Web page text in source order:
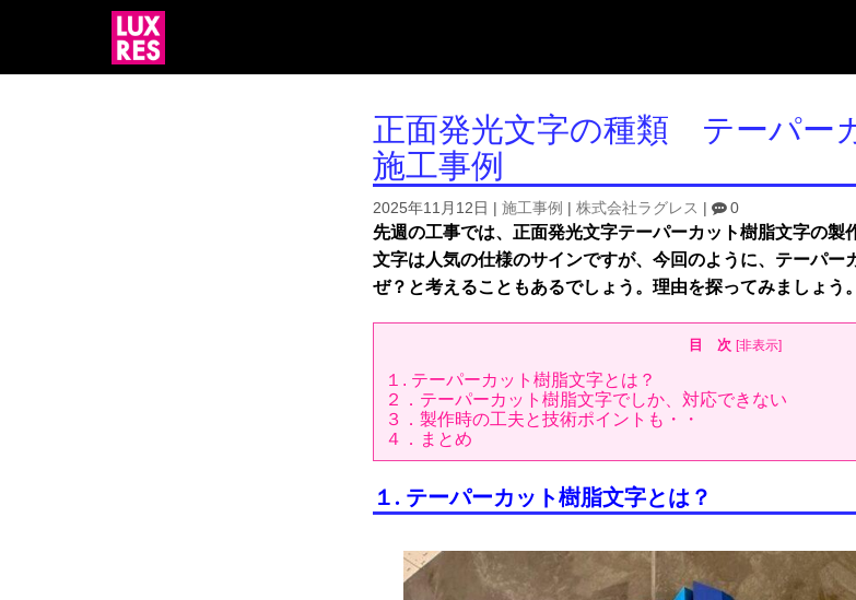
正面発光文字の種類 テーパー
施工事例
2025年11月12日 施工事例 株式会社ラグレス 0
先週の工事では、正面発光文字テーパーカット樹脂文字の製
文字は人気の仕様のサインですが、今回のように、テーパー
ぜ？と考えることもあるでしょう。理由を探ってみましょう。
目 次 [非表示]
１. テーパーカット樹脂文字とは？
２．テーパーカット樹脂文字でしか、対応できない
３．製作時の工夫と技術ポイントも・・
４．まとめ
１. テーパーカット樹脂文字とは？